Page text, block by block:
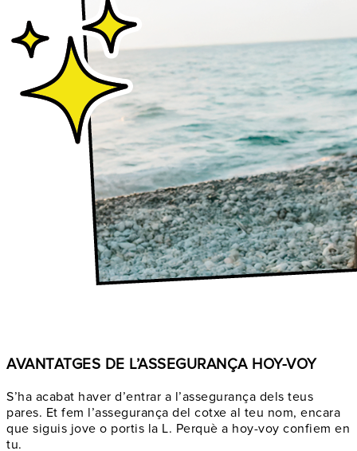
AVANTATGES DE L’ASSEGURANÇA HOY-VOY
S’ha acabat haver d’entrar a l’assegurança dels teus
pares. Et fem l’assegurança del cotxe al teu nom, encara
que siguis jove o portis la L. Perquè a hoy-voy confiem en
tu.